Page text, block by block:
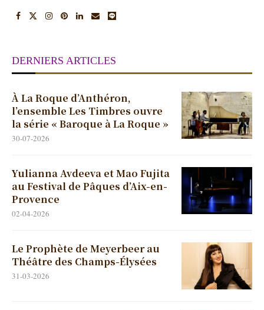
DERNIERS ARTICLES
À La Roque d’Anthéron,
l’ensemble Les Timbres ouvre
la série « Baroque à La Roque »
30-07-2026
Yulianna Avdeeva et Mao Fujita
au Festival de Pâques d’Aix-en-
Provence
02-04-2026
Le Prophète de Meyerbeer au
Théâtre des Champs-Élysées
31-03-2026